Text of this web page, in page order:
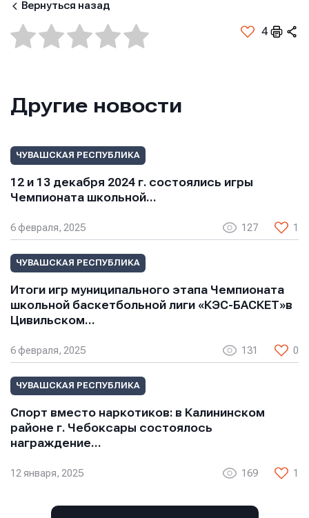
Вернуться назад
4
Другие новости
ЧУВАШСКАЯ РЕСПУБЛИКА
12 и 13 декабря 2024 г. состоялись игры
Чемпионата школьной…
6 февраля, 2025 127 1
ЧУВАШСКАЯ РЕСПУБЛИКА
Итоги игр муниципального этапа Чемпионата
школьной баскетбольной лиги «КЭС-БАСКЕТ»в
Цивильском…
6 февраля, 2025 131 0
ЧУВАШСКАЯ РЕСПУБЛИКА
Спорт вместо наркотиков: в Калининском
районе г. Чебоксары состоялось
награждение…
12 января, 2025 169 1
Имя
Сообщение
Нажимая кнопку “Отправить”, вы соглашаетесь с
условиями обработки персональных данных
Имя
Сообщение
Нажимая кнопку “Отправить”, вы соглашаетесь с
условиями обработки персональных данных
Имя
Телефон
Отправить
Нажимая кнопку “Отправить”, вы соглашаетесь с
условиями обработки персональных данных